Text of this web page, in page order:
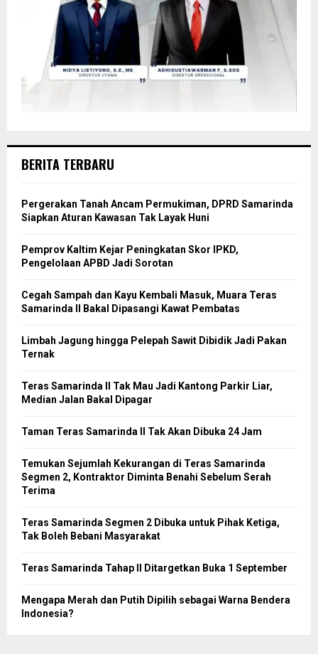
BERITA TERBARU
Pergerakan Tanah Ancam Permukiman, DPRD Samarinda
Siapkan Aturan Kawasan Tak Layak Huni
Pemprov Kaltim Kejar Peningkatan Skor IPKD,
Pengelolaan APBD Jadi Sorotan
Cegah Sampah dan Kayu Kembali Masuk, Muara Teras
Samarinda II Bakal Dipasangi Kawat Pembatas
Limbah Jagung hingga Pelepah Sawit Dibidik Jadi Pakan
Ternak
Teras Samarinda II Tak Mau Jadi Kantong Parkir Liar,
Median Jalan Bakal Dipagar
Taman Teras Samarinda II Tak Akan Dibuka 24 Jam
Temukan Sejumlah Kekurangan di Teras Samarinda
Segmen 2, Kontraktor Diminta Benahi Sebelum Serah
Terima
Teras Samarinda Segmen 2 Dibuka untuk Pihak Ketiga,
Tak Boleh Bebani Masyarakat
Teras Samarinda Tahap II Ditargetkan Buka 1 September
Mengapa Merah dan Putih Dipilih sebagai Warna Bendera
Indonesia?